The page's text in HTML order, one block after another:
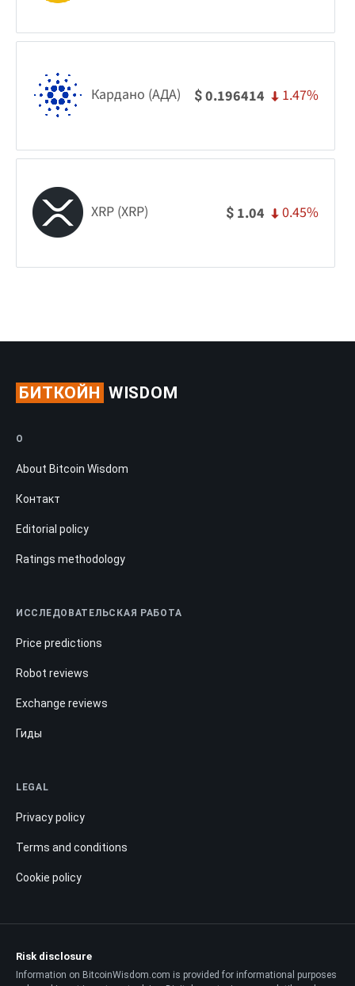
Кардано (АДА) $0.196414 1.47%
XRP (XRP) $ 1.04 0.45%
БИТКОЙН WISDOM
О
About Bitcoin Wisdom
Контакт
Editorial policy
Ratings methodology
ИССЛЕДОВАТЕЛЬСКАЯ РАБОТА
Price predictions
Robot reviews
Exchange reviews
Гиды
LEGAL
Privacy policy
Terms and conditions
Cookie policy
Risk disclosure
Information on BitcoinWisdom.com is provided for informational purposes